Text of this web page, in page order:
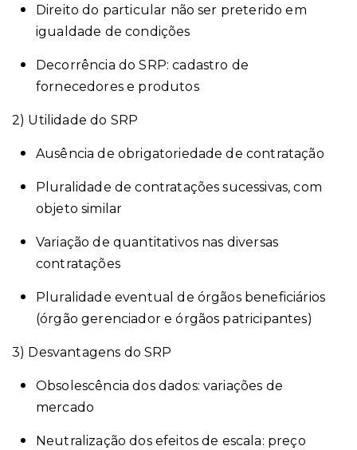
Direito do particular não ser preterido em
igualdade de condições
Decorrência do SRP: cadastro de
fornecedores e produtos
2) Utilidade do SRP
Ausência de obrigatoriedade de contratação
Pluralidade de contratações sucessivas, com
objeto similar
Variação de quantitativos nas diversas
contratações
Pluralidade eventual de órgãos beneficiários
(órgão gerenciador e órgãos patricipantes)
3) Desvantagens do SRP
Obsolescência dos dados: variações de
mercado
Neutralização dos efeitos de escala: preço